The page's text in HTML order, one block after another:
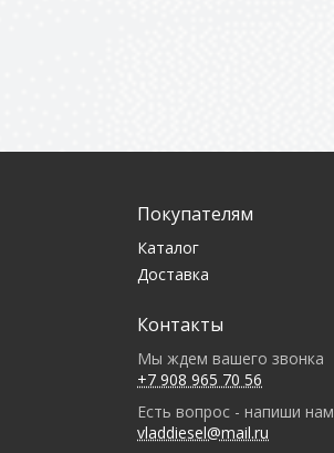
Покупателям
Каталог
Доставка
Контакты
Мы ждем вашего звонка
+7 908 965 70 56
Есть вопрос - напиши нам
vladdiesel@mail.ru